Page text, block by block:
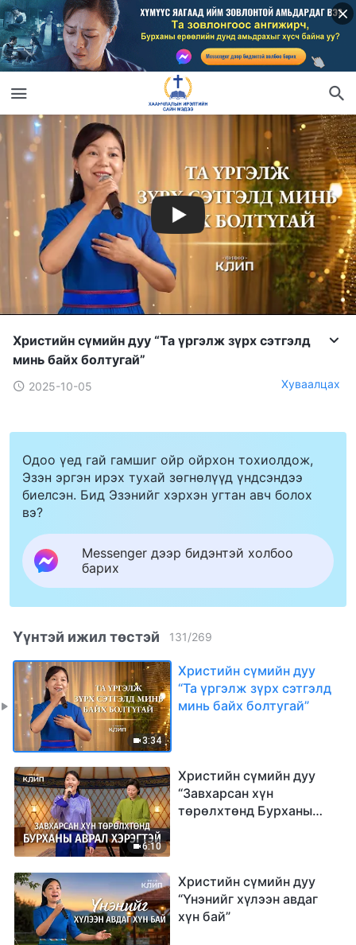
Христийн сүмийн дуу “Та үргэлж зүрх сэтгэлд
минь байх болтугай”
2025-10-05 Хуваалцах
Одоо үед гай гамшиг ойр ойрхон тохиолдож,
Эзэн эргэн ирэх тухай зөгнөлүүд үндсэндээ
биелсэн. Бид Эзэнийг хэрхэн угтан авч болох
вэ?
Messenger дээр бидэнтэй холбоо
барих
Үүнтэй ижил төстэй 131/269
3:34
Христийн сүмийн дуу
“Та үргэлж зүрх сэтгэлд
минь байх болтугай”
6:10
Христийн сүмийн дуу
“Завхарсан хүн
төрөлхтөнд Бурханы
Христийн сүмийн дуу
“Үнэнийг хүлээн авдаг
хүн бай”